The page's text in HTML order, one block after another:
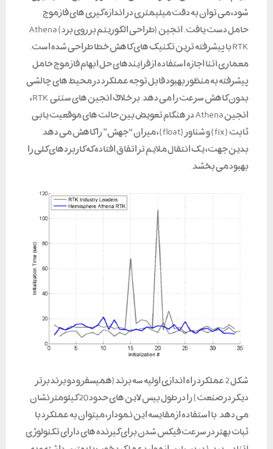
شود، می توان به دقت میلیمتری در اندازه گیری های فاز موج
حامل دست یافت. انجین (طراحی الگوریتم بر روی برد) Athena
RTK با پیشرفته ترین تکنیک های کاهش خطا طراحی شده است.
معماری آتنا اجازه استفاده از فرآیندهای حل ابهام فاز موج حامل
پیشرفته به منظور بهبود قابل توجه عملکرد در محیط های چالشی
بدون کاهش سرعت را می دهد. بر خلاف انجین های سنتی RTK،
انجین Athena در هنگام تعویض بین حالت های موقعیت یابی
ثابت (fix) و شناور (float)، میزان “جهش” را کاهش می دهد.
بدین جهت، یک انتقال ملایم تر اتفاق افتاده که کاربردهای کلی را
بهبود می بخشد.
شکل 2 عملکرد راه اندازی اولیه سه برند (همیسفر و دو برند برتر
دیگر در صنعت) را در طول بیس لاین های حدود 20 کیلومتر نشان
می دهد. با استفاده از مقایسه این نمودار، میتوان به عملکرد با
ثبات بهتر در سرعت فیکس شدن برای گیرنده های دارای تکنولوژی